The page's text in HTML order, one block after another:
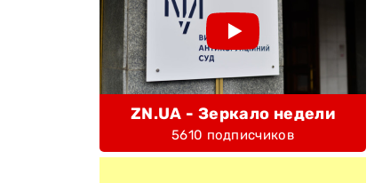
ZN.UA - Зеркало недели
5610 подписчиков